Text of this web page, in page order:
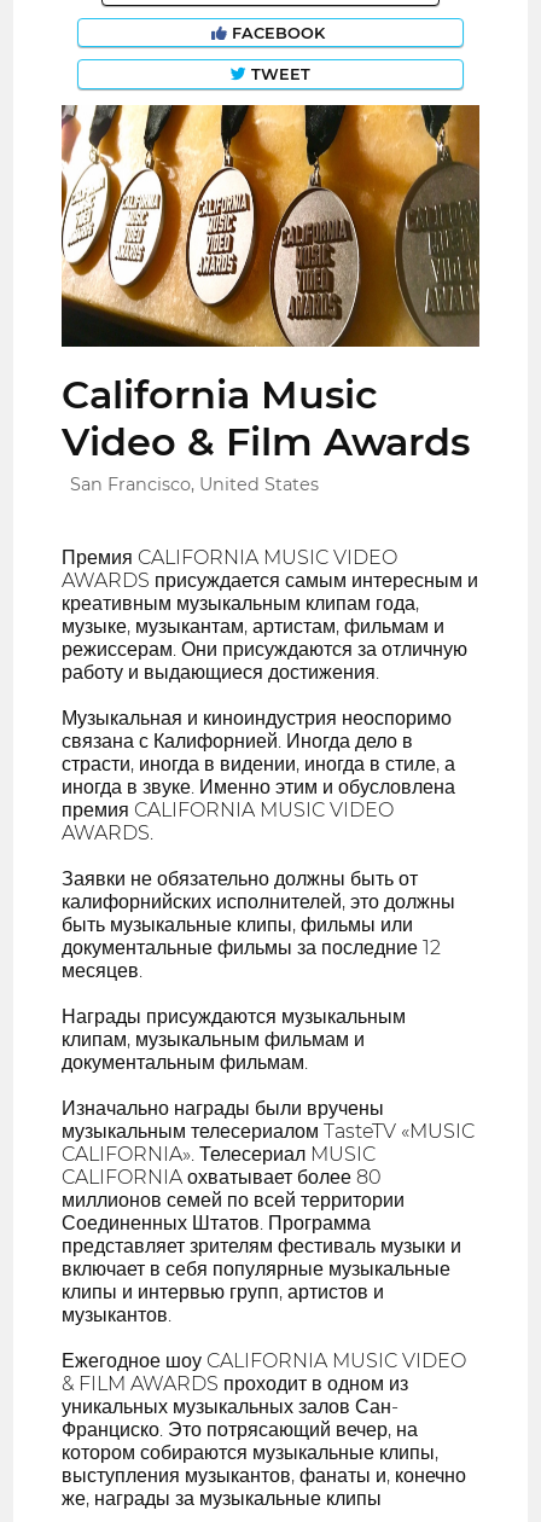
FACEBOOK
TWEET
California Music
Video & Film Awards
San Francisco, United States
Премия CALIFORNIA MUSIC VIDEO
AWARDS присуждается самым интересным и
креативным музыкальным клипам года,
музыке, музыкантам, артистам, фильмам и
режиссерам. Они присуждаются за отличную
работу и выдающиеся достижения.
Музыкальная и киноиндустрия неоспоримо
связана с Калифорнией. Иногда дело в
страсти, иногда в видении, иногда в стиле, а
иногда в звуке. Именно этим и обусловлена
премия CALIFORNIA MUSIC VIDEO
AWARDS.
Заявки не обязательно должны быть от
калифорнийских исполнителей, это должны
быть музыкальные клипы, фильмы или
документальные фильмы за последние 12
месяцев.
Награды присуждаются музыкальным
клипам, музыкальным фильмам и
документальным фильмам.
Изначально награды были вручены
музыкальным телесериалом TasteTV «MUSIC
CALIFORNIA». Телесериал MUSIC
CALIFORNIA охватывает более 80
миллионов семей по всей территории
Соединенных Штатов. Программа
представляет зрителям фестиваль музыки и
включает в себя популярные музыкальные
клипы и интервью групп, артистов и
музыкантов.
Ежегодное шоу CALIFORNIA MUSIC VIDEO
& FILM AWARDS проходит в одном из
уникальных музыкальных залов Сан-
Франциско. Это потрясающий вечер, на
котором собираются музыкальные клипы,
выступления музыкантов, фанаты и, конечно
же, награды за музыкальные клипы